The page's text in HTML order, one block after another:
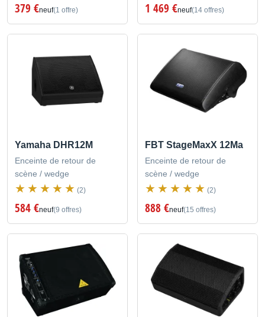
379 €neuf(1 offre) 1 469 €neuf(14 offres)
Yamaha DHR12M
Enceinte de retour de
scène / wedge
(2)
584 €neuf(9 offres)
FBT StageMaxX 12Ma
Enceinte de retour de
scène / wedge
(2)
888 €neuf(15 offres)